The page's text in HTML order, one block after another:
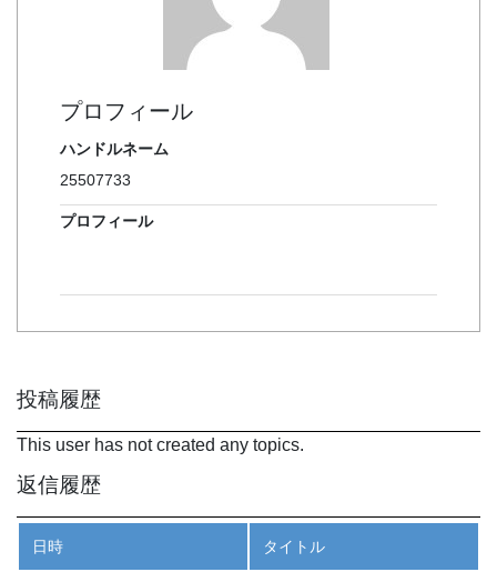
プロフィール
ハンドルネーム
25507733
プロフィール
投稿履歴
This user has not created any topics.
返信履歴
日時 タイトル